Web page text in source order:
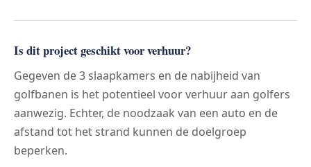
Is dit project geschikt voor verhuur?
Gegeven de 3 slaapkamers en de nabijheid van
golfbanen is het potentieel voor verhuur aan golfers
aanwezig. Echter, de noodzaak van een auto en de
afstand tot het strand kunnen de doelgroep
beperken.